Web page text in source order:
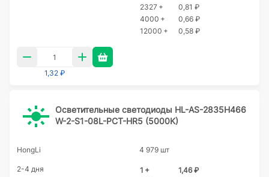
2327 +
0,81 ₽
4000 +
0,66 ₽
12000 +
0,58 ₽
1,32 ₽
Осветительные светодиоды HL-AS-2835H466
W-2-S1-08L-PCT-HR5 (5000K)
HongLi 4 979 шт
2-4 дня 1 +
1,46 ₽